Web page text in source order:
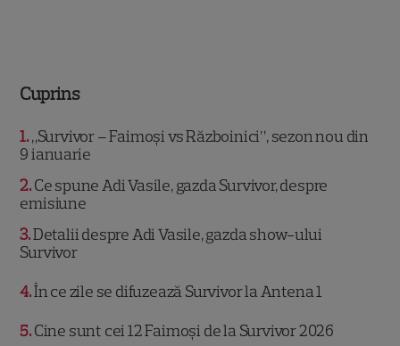
Cuprins
1 „Survivor – Faimoși vs Războinici”, sezon nou din
9 ianuarie
2 Ce spune Adi Vasile, gazda Survivor, despre
emisiune
3 Detalii despre Adi Vasile, gazda show-ului
Survivor
4 În ce zile se difuzează Survivor la Antena 1
5 Cine sunt cei 12 Faimoși de la Survivor 2026